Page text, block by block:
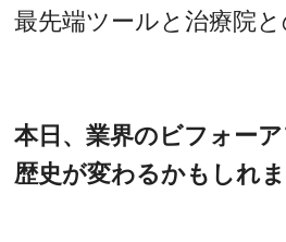
最先端ツールと治療院と
本日、業界のビフォー
歴史が変わるかもしれま